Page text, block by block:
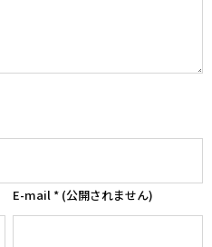
E-mail* (公開されません)